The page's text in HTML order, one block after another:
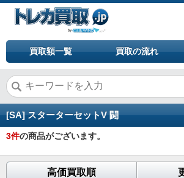
買取額一覧 買取の流れ
[SA] スターターセットV 闘
3件の商品がございます。
高価買取順